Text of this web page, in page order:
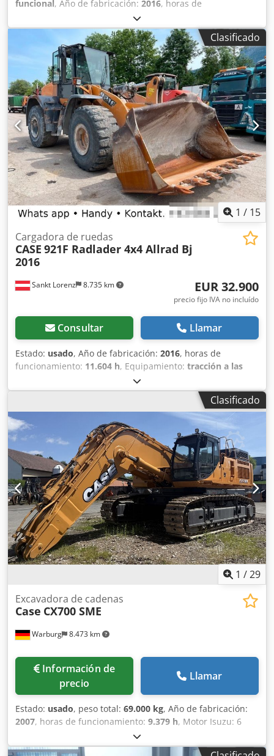
funcional, Año de fabricación: 2016, horas de
, * 11.500 horas de trabajo * Peso
operativo: 15.700 kg * Potencia del motor: 77 kW * Zapatas
Roadliner Dwsdsy Rm H Eepfx Ak Eoa * Acoplador rápido
hidráulico * Aire acondicionado
Clasificado
1 / 15
Sankt Lorenz 8.735 km
Cargadora de ruedas
CASE 921F Radlader 4x4 Allrad Bj
2016
EUR 32.900
precio fijo IVA no incluído
Consultar Llamar
Estado: usado, Año de fabricación: 2016, horas de
funcionamiento: 11.604 h, Equipamiento: tracción a las
, Llamar (Contacto · Teléfono · Móvil ·
WhatsApp) Dwodpfx Askq Amfjk Eea * Cargadora de
ruedas Case 921F 4x4 con tracción total * Calefacción / Aire
acondicionado * Año de fabricación: 2016 * Número de
identificación del vehículo (VIN): FNH921F1NGHE12139 *
Potencia: 190 kW * Peso en vacío: 19680 kg * Peso total:
21600 kg * Horas de uso: 11604 * Disponibles 3 unidades *
Precio bajo consulta * Toda la información proporcionada
no es vinculante.
Clasificado
1 /29
Warburg 8.473 km
Excavadora de cadenas
Case CX700 SME
Información de
precio
Llamar
Estado: usado, peso total: 69.000 kg, Año de fabricación:
2007, horas de funcionamiento: 9.379 h, Motor Isuzu: 6
cilindros, 345 kW – AH-6WG1X – EPA y CE Pluma 6,58 m
Brazo 3 m Zapatas de oruga 650 mm Todas las tuberías